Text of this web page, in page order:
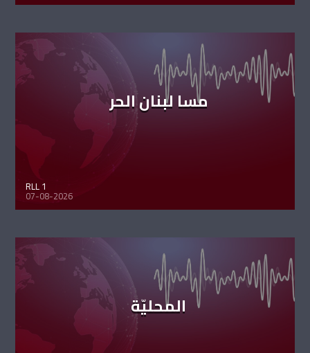
مسا لبنان الحر
RLL 1
07-08-2026
المحليّة